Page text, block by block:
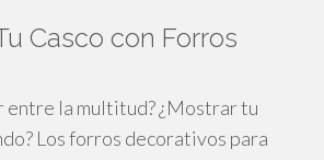
Casco con Forros
entre la multitud? ¿Mostrar tu
Los forros decorativos para